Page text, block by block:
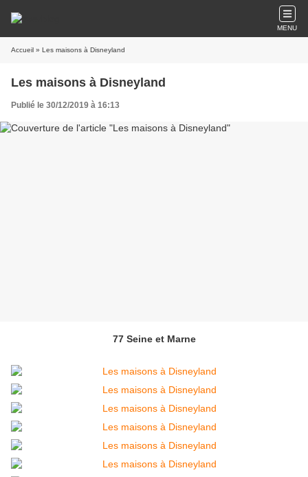
MENU
Accueil » Les maisons à Disneyland
Les maisons à Disneyland
Publié le 30/12/2019 à 16:13
77 Seine et Marne